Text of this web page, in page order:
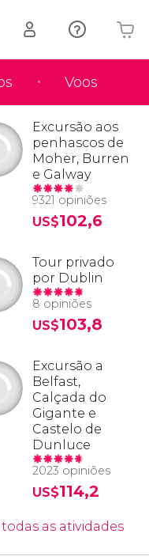
Voos
carrinho está vazio
Excursão aos
penhascos de
Moher, Burren
e Galway
9321 opiniões
US$102,6
Tour privado
por Dublin
8 opiniões
US$103,8
Excursão a
Belfast,
Calçada do
Gigante e
Castelo de
Dunluce
2023 opiniões
US$114,2
as atividades